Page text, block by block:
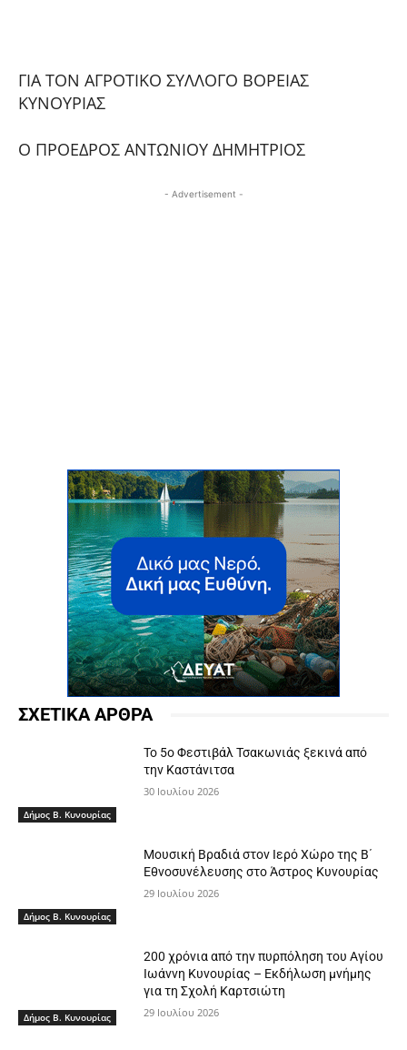
ΓΙΑ ΤΟΝ ΑΓΡΟΤΙΚΟ ΣΥΛΛΟΓΟ ΒΟΡΕΙΑΣ
ΚΥΝΟΥΡΙΑΣ
Ο ΠΡΟΕΔΡΟΣ ΑΝΤΩΝΙΟΥ ΔΗΜΗΤΡΙΟΣ
- Advertisement -
ΣΧΕΤΙΚΑ ΑΡΘΡΑ
Δήμος Β. Κυνουρίας
Το 5ο Φεστιβάλ Τσακωνιάς ξεκινά από
την Καστάνιτσα
30 Ιουλίου 2026
Δήμος Β. Κυνουρίας
Μουσική Βραδιά στον Ιερό Χώρο της Β΄
Εθνοσυνέλευσης στο Άστρος Κυνουρίας
29 Ιουλίου 2026
Δήμος Β. Κυνουρίας
200 χρόνια από την πυρπόληση του Αγίου
Ιωάννη Κυνουρίας – Εκδήλωση μνήμης
για τη Σχολή Καρτσιώτη
29 Ιουλίου 2026